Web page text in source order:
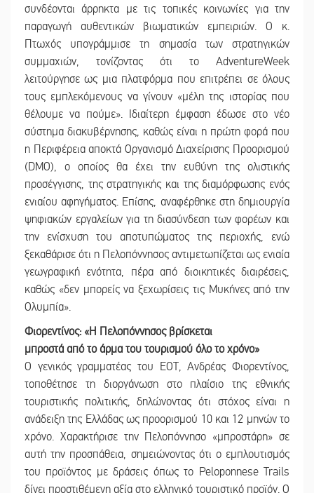
συνδέονται άρρηκτα με τις τοπικές κοινωνίες για την
παραγωγή αυθεντικών βιωματικών εμπειριών. Ο κ.
Πτωχός υπογράμμισε τη σημασία των στρατηγικών
συμμαχιών, τονίζοντας ότι το AdventureWeek
λειτούργησε ως μια πλατφόρμα που επιτρέπει σε όλους
τους εμπλεκόμενους να γίνουν «μέλη της ιστορίας που
θέλουμε να πούμε». Ιδιαίτερη έμφαση έδωσε στο νέο
σύστημα διακυβέρνησης, καθώς είναι η πρώτη φορά που
η Περιφέρεια αποκτά Οργανισμό Διαχείρισης Προορισμού
(DMO), ο οποίος θα έχει την ευθύνη της ολιστικής
προσέγγισης, της στρατηγικής και της διαμόρφωσης ενός
ενιαίου αφηγήματος. Επίσης, αναφέρθηκε στη δημιουργία
ψηφιακών εργαλείων για τη διασύνδεση των φορέων και
την ενίσχυση του αποτυπώματος της περιοχής, ενώ
ξεκαθάρισε ότι η Πελοπόννησος αντιμετωπίζεται ως ενιαία
γεωγραφική ενότητα, πέρα από διοικητικές διαιρέσεις,
καθώς «δεν μπορείς να ξεχωρίσεις τις Μυκήνες από την
Ολυμπία».
Φιορεντίνος: «Η Πελοπόννησος βρίσκεται
μπροστά από το άρμα του τουρισμού όλο το χρόνο»
Ο γενικός γραμματέας του ΕΟΤ, Ανδρέας Φιορεντίνος,
τοποθέτησε τη διοργάνωση στο πλαίσιο της εθνικής
τουριστικής πολιτικής, δηλώνοντας ότι στόχος είναι η
ανάδειξη της Ελλάδας ως προορισμού 10 και 12 μηνών το
χρόνο. Χαρακτήρισε την Πελοπόννησο «μπροστάρη» σε
αυτή την προσπάθεια, σημειώνοντας ότι ο εμπλουτισμός
του προϊόντος με δράσεις όπως το Peloponnese Trails
δίνει προστιθέμενη αξία στο ελληνικό τουριστικό προϊόν. Ο